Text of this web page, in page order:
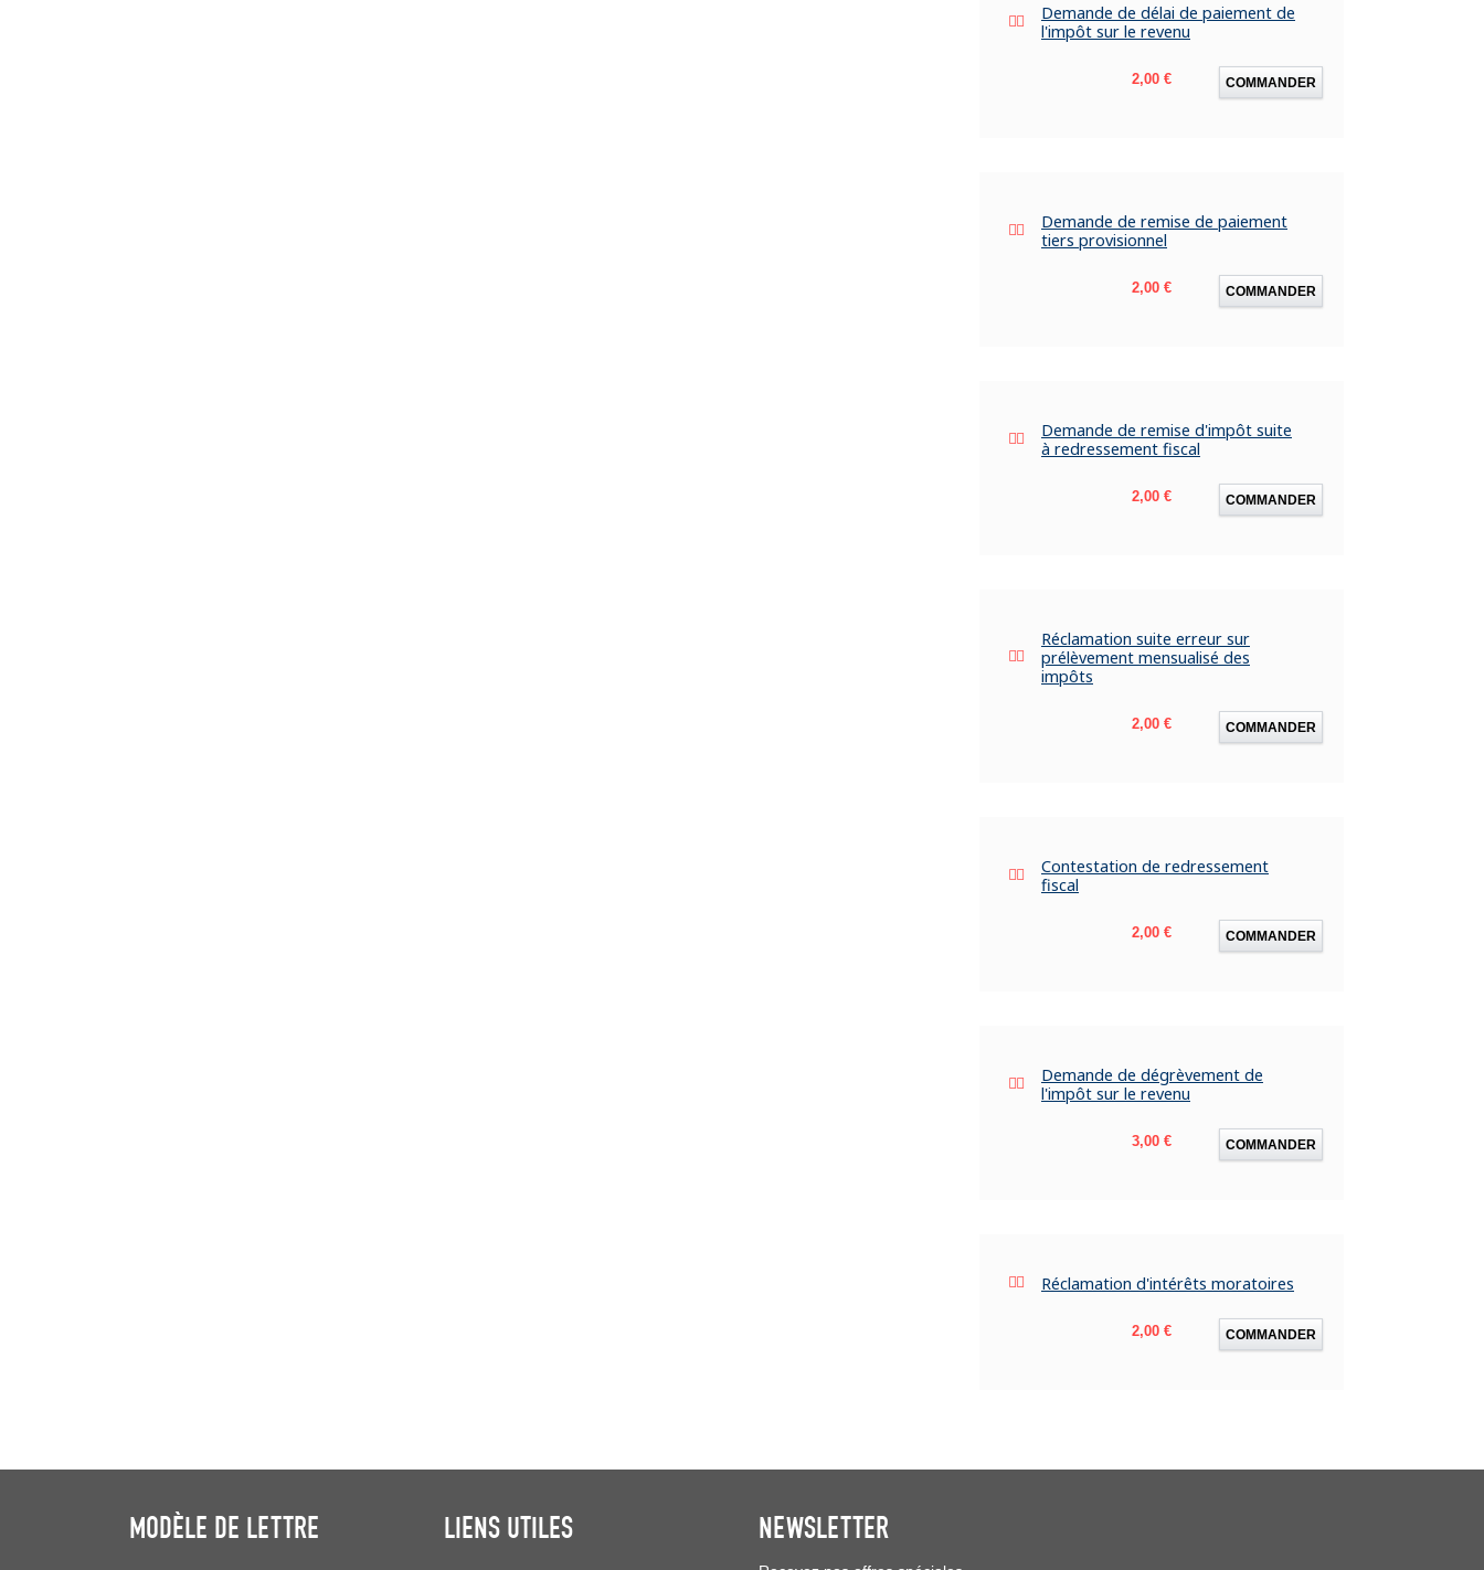
Demande de délai de paiement de
l'impôt sur le revenu
Prix
2,00 € COMMANDER
Demande de remise de paiement
tiers provisionnel
Prix
2,00 € COMMANDER
Demande de remise d'impôt suite
à redressement fiscal
Prix
2,00 € COMMANDER
Réclamation suite erreur sur
prélèvement mensualisé des
impôts
Prix
2,00 € COMMANDER
Contestation de redressement
fiscal
Prix
2,00 € COMMANDER
Demande de dégrèvement de
l'impôt sur le revenu
Prix
3,00 € COMMANDER
Réclamation d'intérêts moratoires
Prix
2,00 € COMMANDER
MODÈLE DE LETTRE LIENS UTILES NEWSLETTER